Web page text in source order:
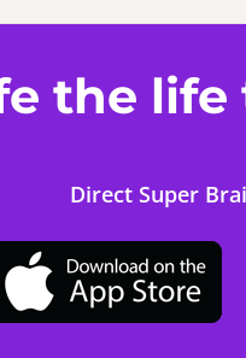
the
Direct Super